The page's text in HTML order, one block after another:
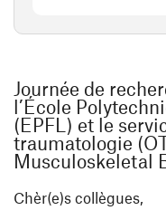
Journée de
l’École
(EPFL) et le
traumatologie
Musculoskeletal
Chèr(e)s collègues,